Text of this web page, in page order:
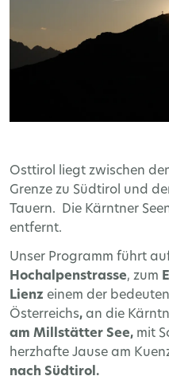
Osttirol liegt zwischen
Grenze zu Südtirol und
Tauern. Die Kärntner
entfernt.
Unser Programm führt
Hochalpenstrasse, zum
Lienz einem der
Österreichs, an die
am Millstätter See, mit
herzhafte Jause am
nach Südtirol.